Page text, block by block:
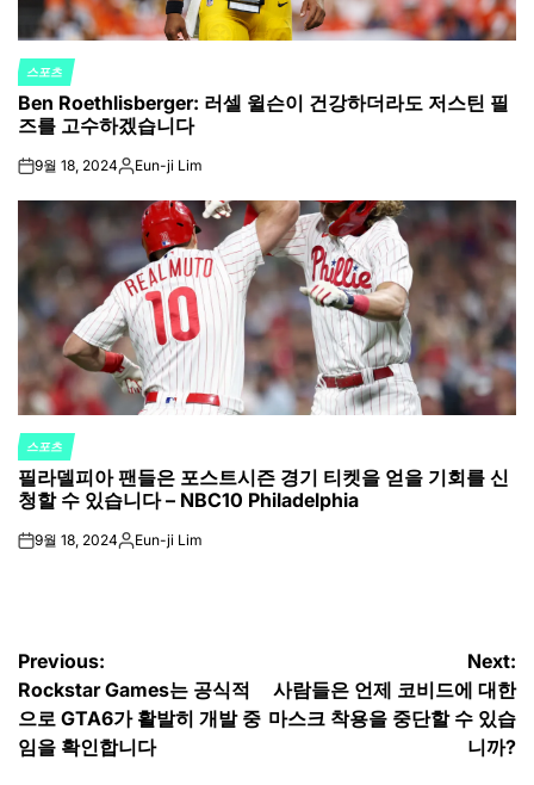
POSTED
IN
스포츠
Ben Roethlisberger: 러셀 윌슨이 건강하더라도 저스틴 필
즈를 고수하겠습니다
on9월 18, 2024Posted
Eun-ji Lim
POSTED
IN
스포츠
필라델피아 팬들은 포스트시즌 경기 티켓을 얻을 기회를 신
청할 수 있습니다 – NBC10 Philadelphia
on9월 18, 2024Posted
Eun-ji Lim
글
탐
색
Previous:
Rockstar Games는 공식적
으로 GTA6가 활발히 개발 중
임을 확인합니다
Next:
사람들은 언제 코비드에 대한
마스크 착용을 중단할 수 있습
니까?